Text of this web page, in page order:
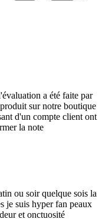
a été faite par
sur notre boutique
d'un compte client ont
la note
ou soir quelque sois la
je suis hyper fan peaux
et onctuosité